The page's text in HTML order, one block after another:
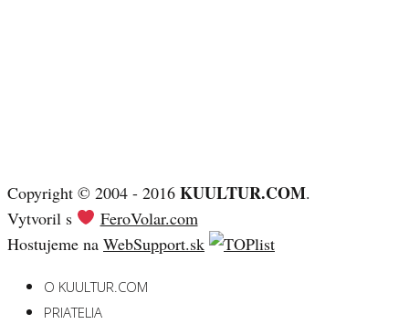
Copyright © 2004 - 2016 KUULTUR.COM.
Vytvoril s
FeroVolar.com
Hostujeme na WebSupport.sk
O KUULTUR.COM
PRIATELIA